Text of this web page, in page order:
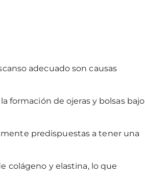
adecuado son causas
formación de ojeras y bolsas bajo
predispuestas a tener una
colágeno y elastina, lo que